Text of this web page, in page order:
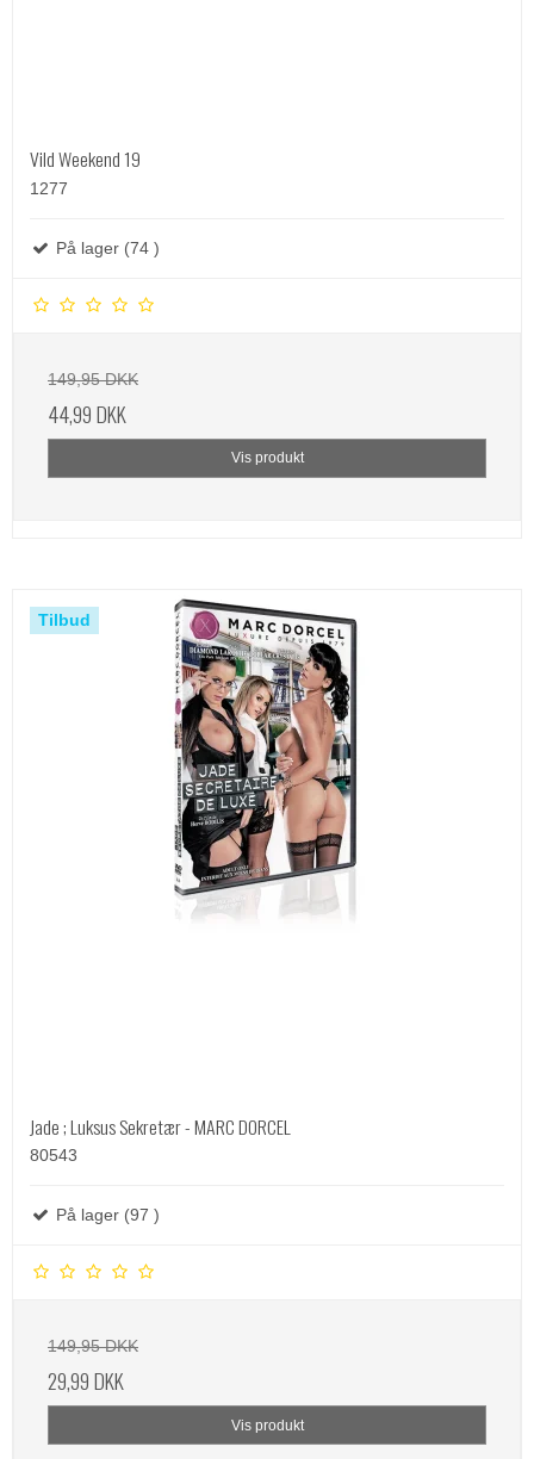
Vild Weekend 19
1277
På lager (74 )
149,95 DKK
44,99 DKK
Vis produkt
Tilbud
Jade ; Luksus Sekretær - MARC DORCEL
80543
På lager (97 )
149,95 DKK
29,99 DKK
Vis produkt